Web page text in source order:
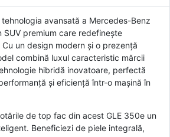
avansată a Mercedes-Benz
SUV premium care redefinește
un design modern și o prezență
combină luxul caracteristic mărcii
hibridă inovatoare, perfectă
și eficiență într-o mașină în
de top fac din acest GLE 350e un
Beneficiezi de piele integrală,